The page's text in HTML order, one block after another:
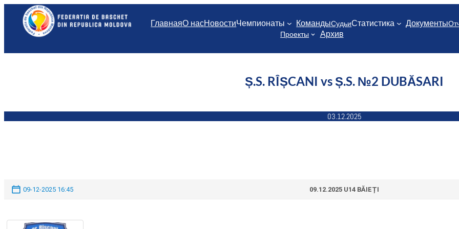
Перейти
содержимому
ГлавнаяО насНовостиЧемпионаты КомандыСудьиСтатистика Документы
Проекты
Архив
Ș.S. RÎȘCANI vs Ș.S. №2 DUBĂSARI
03.12.2025
09-12-2025 16:45 09.12.2025 U14 BĂIEȚI